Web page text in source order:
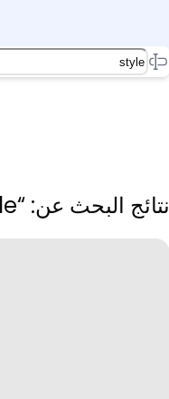
Search
نتائج البحث عن: “style”